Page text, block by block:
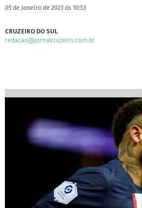
05 de Janeiro de 2023 às 10:53
CRUZEIRO DO SUL
redacao@jornalcruzeiro.com.br